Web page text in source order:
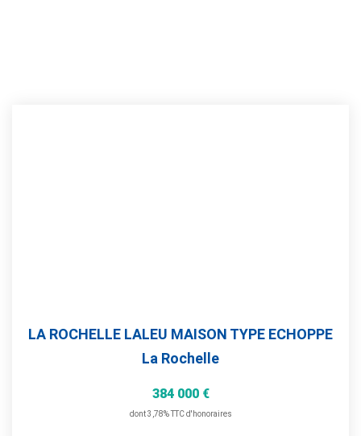
LA ROCHELLE LALEU MAISON TYPE ECHOPPE
La Rochelle
384 000 €
dont 3,78% TTC d'honoraires